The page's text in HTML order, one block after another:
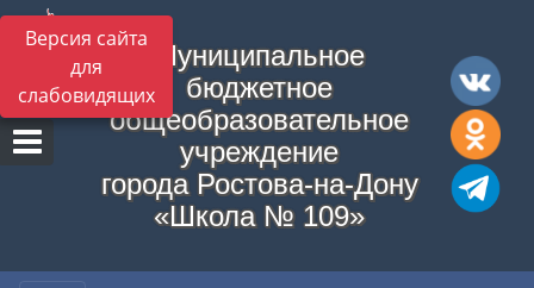
Версия сайта
для
слабовидящих
Муниципальное
бюджетное
общеобразовательное
учреждение
города Ростова-на-Дону
«Школа № 109»